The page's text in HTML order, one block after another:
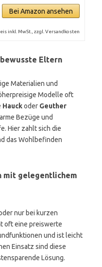
Bei Amazon ansehen
inkl. MwSt., zzgl. Versandkosten
Eltern
Materialien und
Modelle oft
Hauckoder Geuther
Bezüge und
Hier zahlt sich die
das Wohlbefinden
mit gelegentlichem
nur bei kurzen
oft eine preiswerte
und ist leicht
Einsatz sind diese
Lösung.